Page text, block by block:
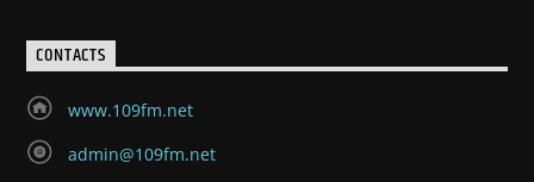
CONTACTS
www.109fm.net
admin@109fm.net